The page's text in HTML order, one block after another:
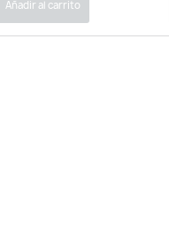
Añadir al carrito